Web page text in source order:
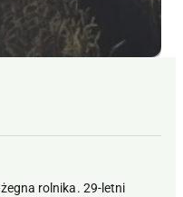
rolnika. 29-letni